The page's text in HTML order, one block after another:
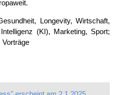
Longevity, Wirtschaft,
(KI), Marketing, Sport;
Vorträge